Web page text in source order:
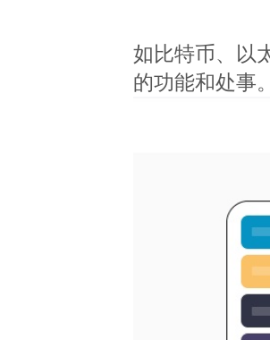
如比特币、以
的功能和处事